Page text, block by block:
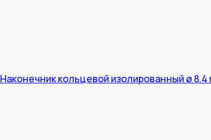
Наконечник кольцевой изолированный ø